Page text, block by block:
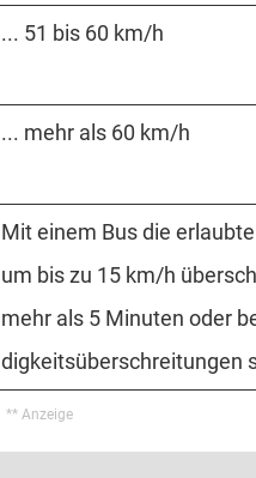
... 51 bis 60 km/h
... mehr als 60 km/h
Mit einem Bus die
um bis zu 15 km/h
mehr als 5 Minuten oder
digkeits­über­schrei­tungen